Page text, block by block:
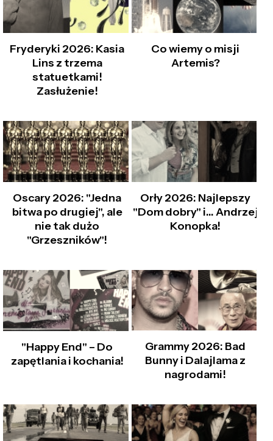
Fryderyki 2026: Kasia
Lins z trzema
statuetkami!
Zasłużenie!
Co wiemy o misji
Artemis?
Oscary 2026: "Jedna
bitwa po drugiej", ale
nie tak dużo
"Grzeszników"!
Orły 2026: Najlepszy
"Dom dobry" i… Andrzej
Konopka!
"Happy End" – Do
zapętlania i kochania!
Grammy 2026: Bad
Bunny i Dalajlama z
nagrodami!